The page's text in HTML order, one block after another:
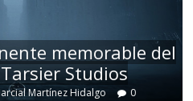
memorable del
Studios
Martínez Hidalgo 0